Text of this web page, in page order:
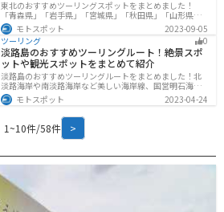
東北のおすすめツーリングスポットをまとめました！
「青森県」「岩手県」「宮城県」「秋田県」「山形県」
「福島県」の各県の観光地紹介します。自然豊かな山々
や湖、温泉地が点在し、四季折々の景色を楽しめるスポ
ットが多数あります。バイクで東北にツーリングに行く
際は参考にしてください。
モトスポット
2023-09-05
ツーリング
0
淡路島のおすすめツーリングルート！絶景スポ
ットや観光スポットをまとめて紹介
淡路島のおすすめツーリングルートをまとめました！北
淡路海岸や南淡路海岸など美しい海岸線、国営明石海峡
公園や淡路夢舞台など、自然とアートが融合した施設も
多数あります。バイクで淡路島にツーリングに行く際は
参考にしてください。
モトスポット 2023-04-24
1~10件/58件 >